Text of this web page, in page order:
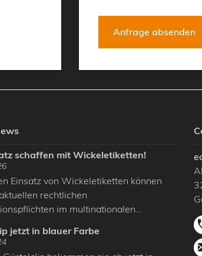
schaffen mit Wickeletiketten!
Einsatz von Wickeletiketten können
rechtlichen
im multinationalen…
jetzt in blauer Farbe